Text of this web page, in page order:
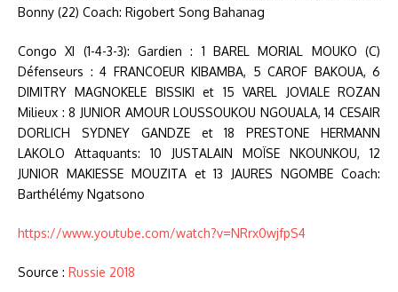
Bonny (22) Coach: Rigobert Song Bahanag
Congo XI (1-4-3-3): Gardien : 1 BAREL MORIAL MOUKO (C)
Défenseurs : 4 FRANCOEUR KIBAMBA, 5 CAROF BAKOUA, 6
DIMITRY MAGNOKELE BISSIKI et 15 VAREL JOVIALE ROZAN
Milieux : 8 JUNIOR AMOUR LOUSSOUKOU NGOUALA, 14 CESAIR
DORLICH SYDNEY GANDZE et 18 PRESTONE HERMANN
LAKOLO Attaquants: 10 JUSTALAIN MOÏSE NKOUNKOU, 12
JUNIOR MAKIESSE MOUZITA et 13 JAURES NGOMBE Coach:
Barthélémy Ngatsono
https://www.youtube.com/watch?v=NRrx0wjfpS4
Source : Russie 2018